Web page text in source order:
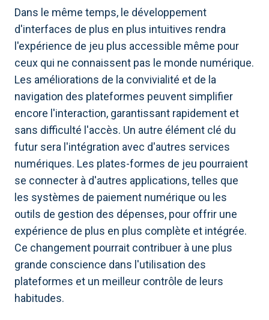
Dans le même temps, le développement
d'interfaces de plus en plus intuitives rendra
l'expérience de jeu plus accessible même pour
ceux qui ne connaissent pas le monde numérique.
Les améliorations de la convivialité et de la
navigation des plateformes peuvent simplifier
encore l'interaction, garantissant rapidement et
sans difficulté l'accès. Un autre élément clé du
futur sera l'intégration avec d'autres services
numériques. Les plates-formes de jeu pourraient
se connecter à d'autres applications, telles que
les systèmes de paiement numérique ou les
outils de gestion des dépenses, pour offrir une
expérience de plus en plus complète et intégrée.
Ce changement pourrait contribuer à une plus
grande conscience dans l'utilisation des
plateformes et un meilleur contrôle de leurs
habitudes.